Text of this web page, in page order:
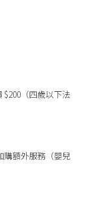
（四歲以下法
購額外服務（嬰兒